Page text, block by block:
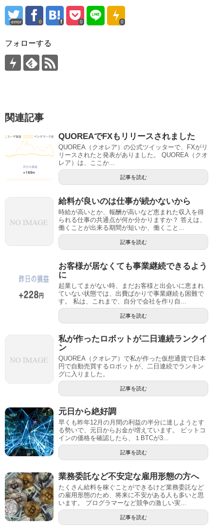
error 0 0 0
フォローする
関連記事
QUOREAでFXもリリースされました
QUOREA（クオレア）の公式ツイッターで、FXがリ
リースされたと発表がありました。 QUOREA（クオ
レア）は、ここか...
記事を読む
給料が良いのは仕事が続かないから
時給が高いとか、報酬が高いなど恵まれた収入を得
られる仕事の共通点が何か分かりますか？ 答えは、
働くことが出来る期間が短いか、働くこと...
記事を読む
お客様が居なくても事業継続できるよう
に
起業してまがない時、まだお客様と出会いに恵まれ
ていない状態では、出費ばかりで事業継続も困難で
す。 私は、これまで、自分で会社を作り自...
記事を読む
私が作ったロボットが二日連続ランクイ
ン
QUOREA（クオレア）で私が作った仮想通貨で日本
円で自動売買するロボットが、二日連続でランキン
グに入りました。
記事を読む
元日から絶好調
早くも昨年12月の月間の利益の半分に達しようとす
る勢いで、元日からお金が増えています。 ビットコ
インの価格を確認したら、１BTCが3...
記事を読む
業務委託など不安定な雇用形態の方へ
たくさん給料を稼ぐことができるけど業務委託など
の雇用形態のため、将来に不安がある人も多いと思
います。 プログラマーなど競争の激しい実...
記事を読む